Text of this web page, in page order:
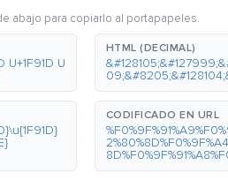
abajo para copiarlo al portapapeles.
U+1F91D U
HTML (DECIMAL)
CODIFICADO EN URL